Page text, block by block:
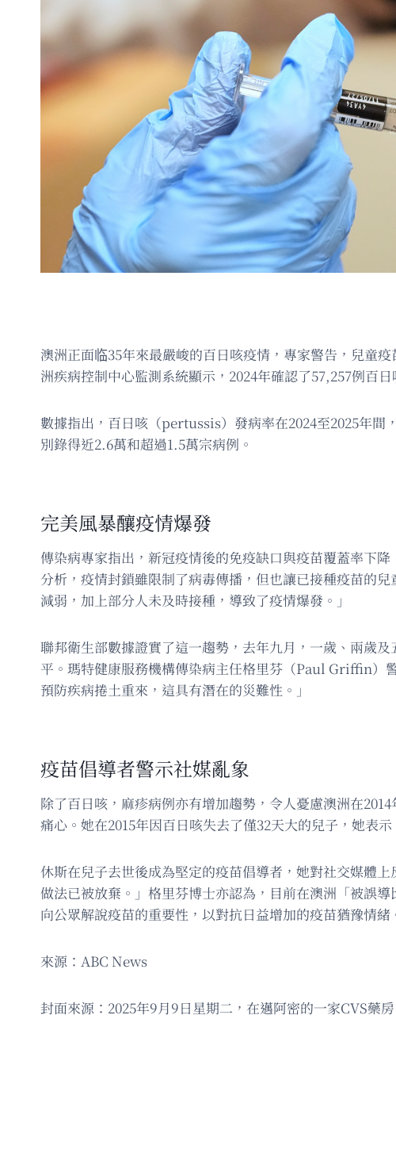
澳洲正面临35年來最嚴峻的百日咳疫情，專家警告，兒童
洲疾病控制中心監測系統顯示，2024年確認了57,257例百
數據指出，百日咳（pertussis）發病率在2024至2025年間
別錄得近2.6萬和超過1.5萬宗病例。
完美風暴釀疫情爆發
傳染病專家指出，新冠疫情後的免疫缺口與疫苗覆蓋率下
分析，疫情封鎖雖限制了病毒傳播，但也讓已接種疫苗的
減弱，加上部分人未及時接種，導致了疫情爆發。」
聯邦衛生部數據證實了這一趨勢，去年九月，一歲、兩歲
平。瑪特健康服務機構傳染病主任格里芬（Paul Griffin）
預防疾病捲土重來，這具有潛在的災難性。」
疫苗倡導者警示社媒亂象
除了百日咳，麻疹病例亦有增加趨勢，令人憂慮澳洲在
痛心。她在2015年因百日咳失去了僅32天大的兒子，她表
休斯在兒子去世後成為堅定的疫苗倡導者，她對社交媒體
做法已被放棄。」格里芬博士亦認為，目前在澳洲「被誤
向公眾解說疫苗的重要性，以對抗日益增加的疫苗猶豫情緒
來源：ABC News
封面來源：2025年9月9日星期二，在邁阿密的一家CVS藥